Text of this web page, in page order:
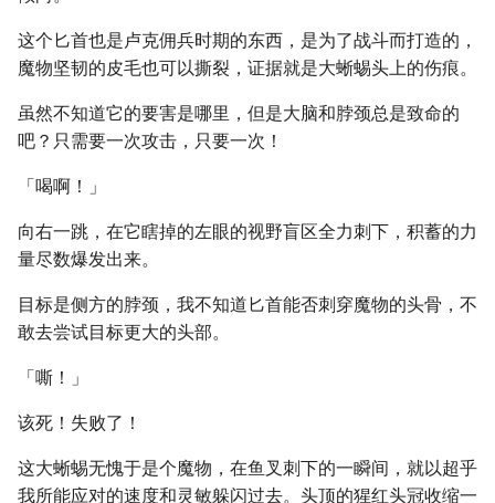
这个匕首也是卢克佣兵时期的东西，是为了战斗而打造的，
魔物坚韧的皮毛也可以撕裂，证据就是大蜥蜴头上的伤痕。
虽然不知道它的要害是哪里，但是大脑和脖颈总是致命的
吧？只需要一次攻击，只要一次！
「喝啊！」
向右一跳，在它瞎掉的左眼的视野盲区全力刺下，积蓄的力
量尽数爆发出来。
目标是侧方的脖颈，我不知道匕首能否刺穿魔物的头骨，不
敢去尝试目标更大的头部。
「嘶！」
该死！失败了！
这大蜥蜴无愧于是个魔物，在鱼叉刺下的一瞬间，就以超乎
我所能应对的速度和灵敏躲闪过去。头顶的猩红头冠收缩一